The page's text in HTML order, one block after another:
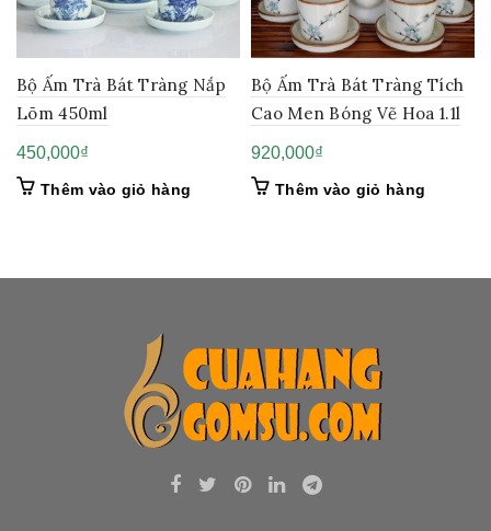
Bộ Ấm Trà Bát Tràng Nắp
Lõm 450ml
450,000₫
Thêm vào giỏ hàng
Bộ Ấm Trà Bát Tràng Tích
Cao Men Bóng Vẽ Hoa 1.1l
920,000₫
Thêm vào giỏ hàng